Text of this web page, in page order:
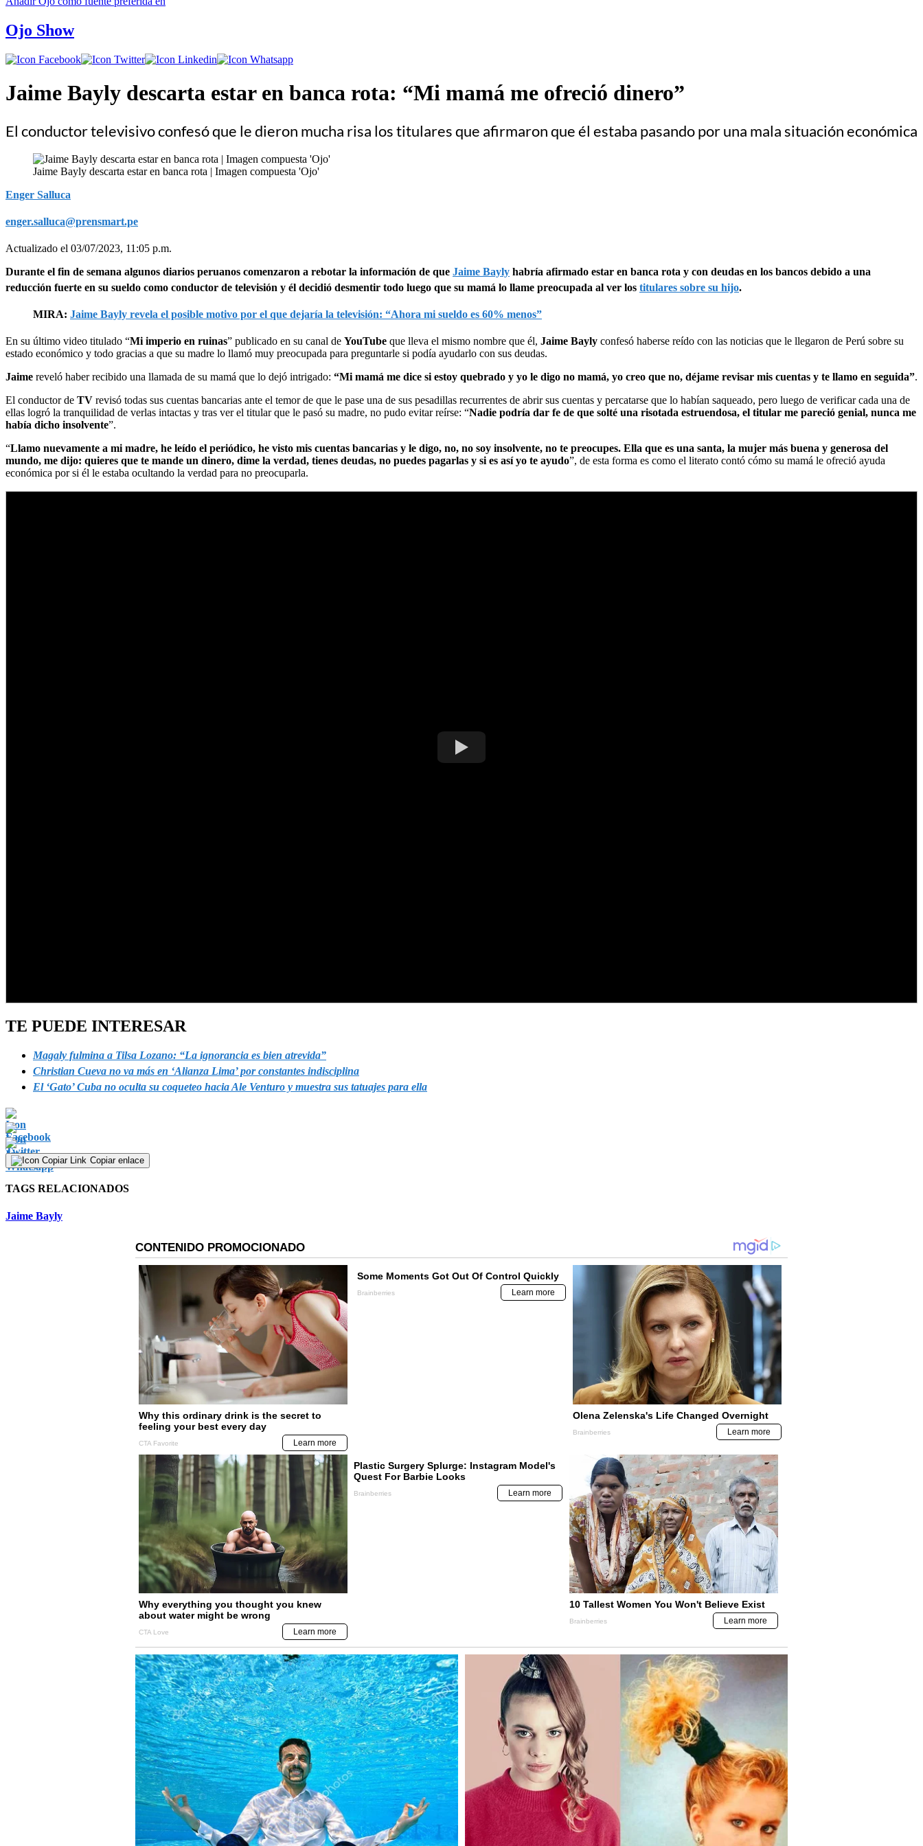
Ojo Show
Jaime Bayly descarta estar en banca rota: “Mi mamá me ofreció dinero”
El conductor televisivo confesó que le dieron mucha risa los titulares que afirmaron que él estaba pasando por una mala situación económica
Jaime Bayly descarta estar en banca rota | Imagen compuesta 'Ojo'
Enger Salluca
enger.salluca@prensmart.pe
Actualizado el 03/07/2023, 11:05 p.m.
Durante el fin de semana algunos diarios peruanos comenzaron a rebotar la información de que Jaime Bayly habría afirmado estar en banca rota y con deudas en los bancos debido a una
reducción fuerte en su sueldo como conductor de televisión y él decidió desmentir todo luego que su mamá lo llame preocupada al ver los titulares sobre su hijo.
MIRA: Jaime Bayly revela el posible motivo por el que dejaría la televisión: “Ahora mi sueldo es 60% menos”
En su último video titulado “Mi imperio en ruinas” publicado en su canal de YouTube que lleva el mismo nombre que él, Jaime Bayly confesó haberse reído con las noticias que le llegaron de Perú sobre su
estado económico y todo gracias a que su madre lo llamó muy preocupada para preguntarle si podía ayudarlo con sus deudas.
Jaime reveló haber recibido una llamada de su mamá que lo dejó intrigado: “Mi mamá me dice si estoy quebrado y yo le digo no mamá, yo creo que no, déjame revisar mis cuentas y te llamo en seguida”.
El conductor de TV revisó todas sus cuentas bancarias ante el temor de que le pase una de sus pesadillas recurrentes de abrir sus cuentas y percatarse que lo habían saqueado, pero luego de verificar cada una de
ellas logró la tranquilidad de verlas intactas y tras ver el titular que le pasó su madre, no pudo evitar reírse: “Nadie podría dar fe de que solté una risotada estruendosa, el titular me pareció genial, nunca me
había dicho insolvente”.
“Llamo nuevamente a mi madre, he leído el periódico, he visto mis cuentas bancarias y le digo, no, no soy insolvente, no te preocupes. Ella que es una santa, la mujer más buena y generosa del
mundo, me dijo: quieres que te mande un dinero, dime la verdad, tienes deudas, no puedes pagarlas y si es así yo te ayudo”, de esta forma es como el literato contó cómo su mamá le ofreció ayuda
económica por si él le estaba ocultando la verdad para no preocuparla.
TE PUEDE INTERESAR
Magaly fulmina a Tilsa Lozano: “La ignorancia es bien atrevida”
Christian Cueva no va más en ‘Alianza Lima’ por constantes indisciplina
El ‘Gato’ Cuba no oculta su coqueteo hacia Ale Venturo y muestra sus tatuajes para ella
Copiar enlace
TAGS RELACIONADOS
Jaime Bayly